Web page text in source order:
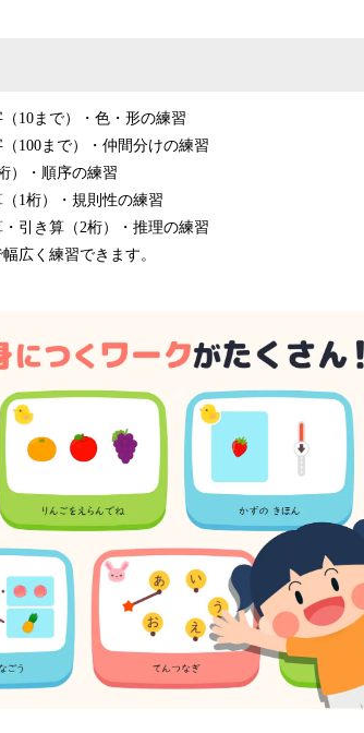
10まで）・色・形の練習
100まで）・仲間分けの練習
）・順序の練習
1桁）・規則性の練習
引き算（2桁）・推理の練習
広く練習できます。